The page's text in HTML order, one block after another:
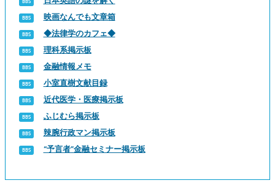
映画なんでも文章箱
◆法律学のカフェ◆
理科系掲示板
金融情報メモ
小室直樹文献目録
近代医学・医療掲示板
ふじむら掲示板
辣腕行政マン掲示板
“予言者”金融セミナー掲示板